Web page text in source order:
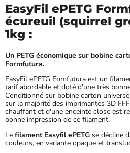
EasyFil ePETG
écureuil (squirrel
1kg :
Un PETG économique sur bobine
Formfutura.
EasyFil ePETG Fomfutura est un
tarif abordable et doté d'une très
Conditionné sur bobine carton
sur la majorité des imprimantes 3D
chauffant et d'une enceinte close est
bonne impression de ce filament.
Le filament Easyfil ePETG se décline
couleurs, en variante opaque et